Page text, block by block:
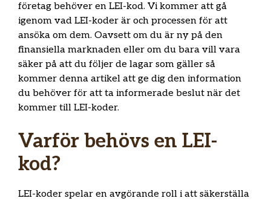
företag behöver en LEI-kod. Vi kommer att gå
igenom vad LEI-koder är och processen för att
ansöka om dem. Oavsett om du är ny på den
finansiella marknaden eller om du bara vill vara
säker på att du följer de lagar som gäller så
kommer denna artikel att ge dig den information
du behöver för att ta informerade beslut när det
kommer till LEI-koder.
Varför behövs en LEI-
kod?
LEI-koder spelar en avgörande roll i att säkerställa